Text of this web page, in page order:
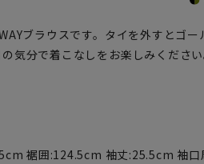
ブラウスです。タイを外すとゴー
気分で着こなしをお楽しみください
裾囲:124.5cm 袖丈:25.5cm 袖口